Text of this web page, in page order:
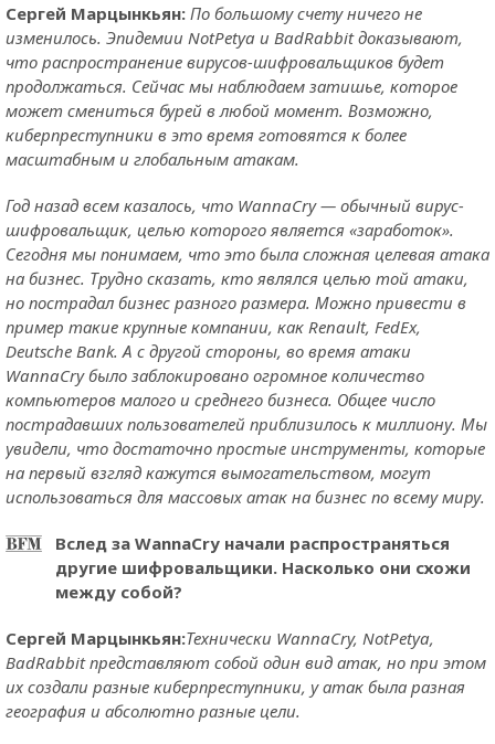
Сергей Марцынкьян: По большому счету ничего не
изменилось. Эпидемии NotPetya и BadRabbit доказывают,
что распространение вирусов-шифровальщиков будет
продолжаться. Сейчас мы наблюдаем затишье, которое
может смениться бурей в любой момент. Возможно,
киберпреступники в это время готовятся к более
масштабным и глобальным атакам.
Год назад всем казалось, что WannaCry — обычный вирус-
шифровальщик, целью которого является «заработок».
Сегодня мы понимаем, что это была сложная целевая атака
на бизнес. Трудно сказать, кто являлся целью той атаки,
но пострадал бизнес разного размера. Можно привести в
пример такие крупные компании, как Renault, FedEx,
Deutsche Bank. А с другой стороны, во время атаки
WannaCry было заблокировано огромное количество
компьютеров малого и среднего бизнеса. Общее число
пострадавших пользователей приблизилось к миллиону. Мы
увидели, что достаточно простые инструменты, которые
на первый взгляд кажутся вымогательством, могут
использоваться для массовых атак на бизнес по всему миру.
Вслед за WannaCry начали распространяться
другие шифровальщики. Насколько они схожи
между собой?
Сергей Марцынкьян:Технически WannaCry, NotPetya,
BadRabbit представляют собой один вид атак, но при этом
их создали разные киберпреступники, у атак была разная
география и абсолютно разные цели.